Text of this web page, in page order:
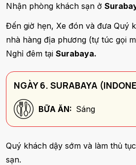
Nhận phòng khách sạn ở
Đến giờ hẹn, Xe đón và đưa Quý
nhà hàng địa phương (tự túc gọi
Nghỉ đêm tại Surabaya.
NGÀY 6. SURABAYA
BỮA ĂN: Sáng
Quý khách dậy sớm và làm thủ
sạn.